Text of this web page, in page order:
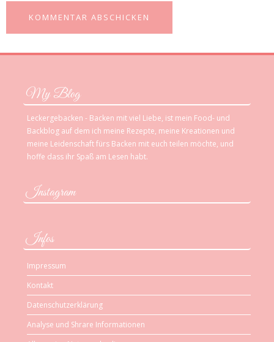
My Blog
Leckergebacken - Backen mit viel Liebe, ist mein Food- und
Backblog auf dem ich meine Rezepte, meine Kreationen und
meine Leidenschaft fürs Backen mit euch teilen möchte, und
hoffe dass ihr Spaß am Lesen habt.
Instagram
Infos
Impressum
Kontakt
Datenschutzerklärung
Analyse und Shrare Informationen